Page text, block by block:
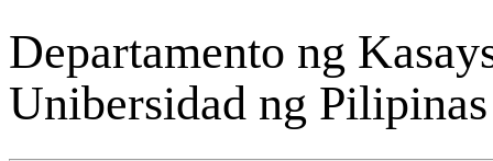
Departamento ng
Unibersidad ng